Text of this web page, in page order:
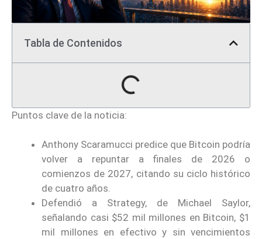
Tabla de Contenidos
Puntos clave de la noticia:
Anthony Scaramucci predice que Bitcoin podría
volver a repuntar a finales de 2026 o
comienzos de 2027, citando su ciclo histórico
de cuatro años.
Defendió a Strategy, de Michael Saylor,
señalando casi $52 mil millones en Bitcoin, $1
mil millones en efectivo y sin vencimientos